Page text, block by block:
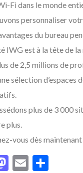
Fi dans le monde
personnaliser
du bureau
IWG est à la tête de
de 2,5 millions de
sélection d’espaces
plus de 3 000
plus.
vous dès maintenant
Mastodon
Email
Buy/Sell/
$1.00